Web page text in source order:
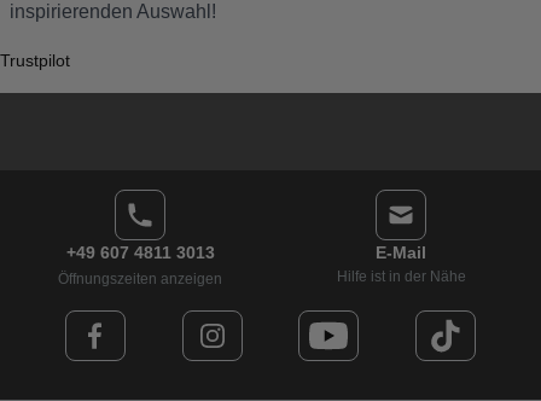
inspirierenden Auswahl!
Trustpilot
+49 607 4811 3013
Öffnungszeiten anzeigen
E-Mail
Hilfe ist in der Nähe